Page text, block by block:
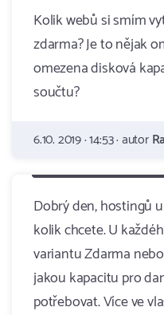
Kolik webů si smím
zdarma? Je to nějak
omezena disková
součtu?
6.10. 2019 · 14:53 · autor
Dobrý den, hostingů
kolik chcete. U
variantu Zdarma
jakou kapacitu pro
potřebovat. Více ve